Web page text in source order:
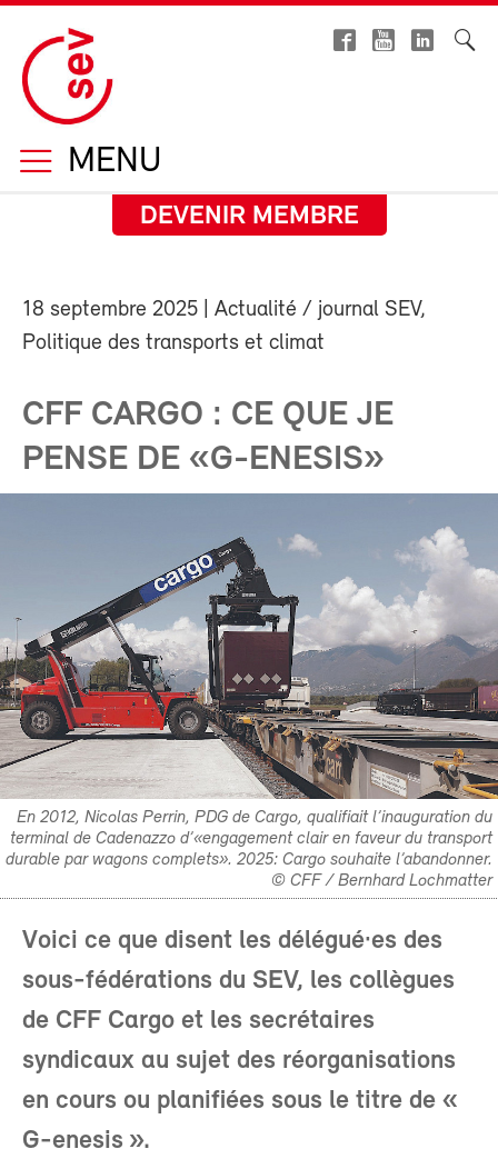
MENU
DEVENIR MEMBRE
18 septembre 2025 | Actualité / journal SEV,
Politique des transports et climat
CFF CARGO : CE QUE JE
PENSE DE «G-ENESIS»
En 2012, Nicolas Perrin, PDG de Cargo, qualifiait l’inauguration du
terminal de Cadenazzo d’«engagement clair en faveur du transport
durable par wagons complets». 2025: Cargo souhaite l’abandonner.
© CFF / Bernhard Lochmatter
Voici ce que disent les délégué·es des
sous-fédérations du SEV, les collègues
de CFF Cargo et les secrétaires
syndicaux au sujet des réorganisations
en cours ou planifiées sous le titre de «
G-enesis ».